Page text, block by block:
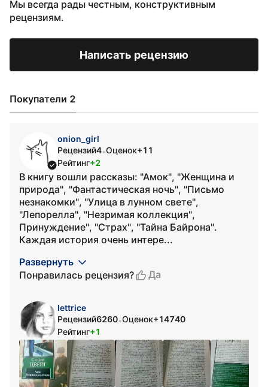
Мы всегда рады честным, конструктивным
рецензиям.
Написать рецензию
Покупатели 2
onion_girl
Рецензий4•Оценок+11
Рейтинг+2
В книгу вошли рассказы: "Амок", "Женщина и
природа", "Фантастическая ночь", "Письмо
незнакомки", "Улица в лунном свете",
"Лепорелла", "Незримая коллекция",
Принуждение", "Страх", "Тайна Байрона".
Каждая история очень интере...
Развернуть
Понравилась рецензия?
Да
lettrice
Рецензий6260•Оценок+14740
Рейтинг+1